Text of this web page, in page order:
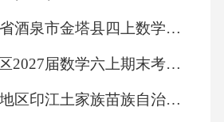
2027届甘肃省酒泉市金塔县四上数学期末预测试题含解析
信阳市师河区2027届数学六上期末考试模拟试题含解析
2027届铜仁地区印江土家族苗族自治县六上数学期末检测模拟试题含解析